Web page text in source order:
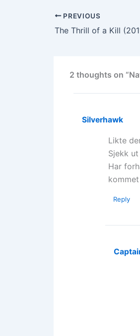
PREVIOUS
The Thrill of a Kill
2 thoughts on
Silverhawk
Likte
Sjekk
Har
Reply